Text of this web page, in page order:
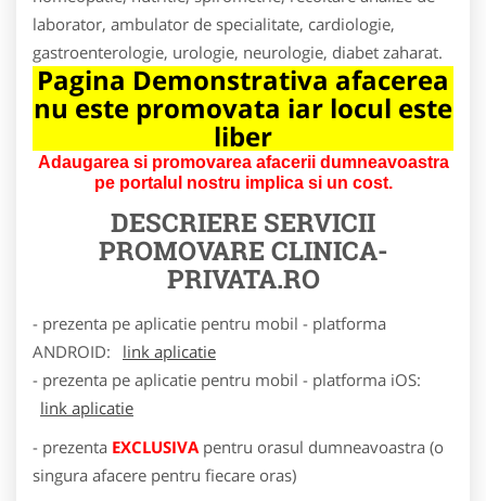
laborator, ambulator de specialitate, cardiologie,
gastroenterologie, urologie, neurologie, diabet zaharat.
Pagina Demonstrativa afacerea
nu este promovata iar locul este
liber
Adaugarea si promovarea afacerii dumneavoastra
pe portalul nostru implica si un cost.
DESCRIERE SERVICII
PROMOVARECLINICA-
PRIVATA.RO
- prezenta pe aplicatie pentru mobil - platforma
ANDROID:
link aplicatie
- prezenta pe aplicatie pentru mobil - platforma iOS:
link aplicatie
- prezenta EXCLUSIVA pentru orasul dumneavoastra (o
singura afacere pentru fiecare oras)